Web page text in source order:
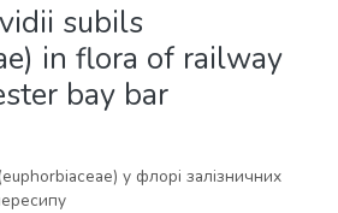
subils
in flora of railway
bay bar
у флорі залізничних